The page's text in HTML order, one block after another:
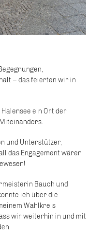
– das feierten wir in
ein Ort der
und Unterstützer,
das Engagement wären
Bauch und
ich über die
Wahlkreis
wir weiterhin in und mit